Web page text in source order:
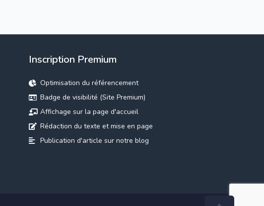
Inscription Premium
Optimisation du référencement
Badge de visibilité (Site Premium)
Affichage sur la page d'accueil
Rédaction du texte et mise en page
Publication d'article sur notre blog